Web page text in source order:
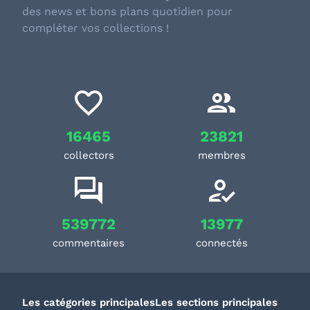
des news et bons plans quotidien pour
compléter vos collections !
16465
collectors
23821
membres
539772
commentaires
13977
connectés
Les catégories principalesLes sections principales